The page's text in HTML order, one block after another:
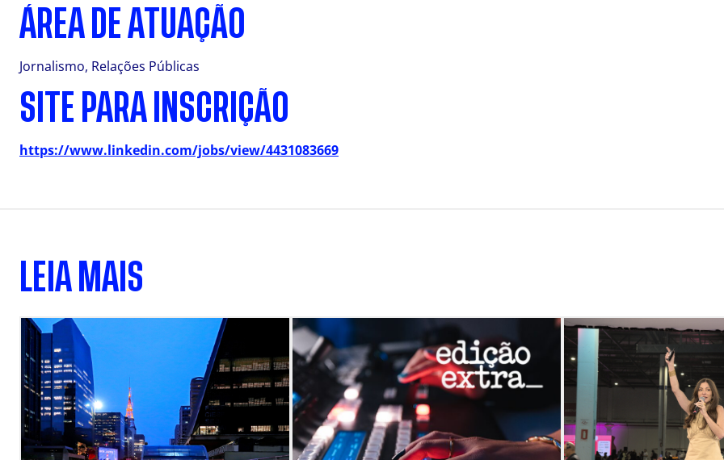
ÁREA DE ATUAÇÃO
Jornalismo, Relações Públicas
SITE PARA INSCRIÇÃO
https://www.linkedin.com/jobs/view/4431083669
LEIA MAIS